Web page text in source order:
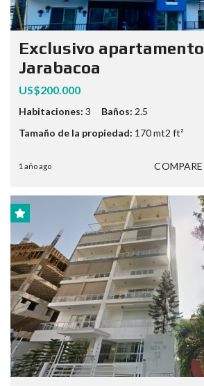
Exclusivo
Jarabacoa
US$200.000
Habitaciones: 3 Baños: 2.5
Tamaño de la propiedad: 170 mt2 ft²
1 año ago COMPARE